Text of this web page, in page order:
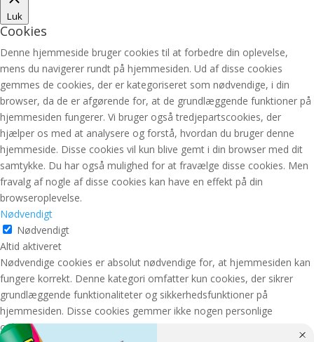
Luk
Cookies
Denne hjemmeside bruger cookies til at forbedre din oplevelse,
mens du navigerer rundt på hjemmesiden. Ud af disse cookies
gemmes de cookies, der er kategoriseret som nødvendige, i din
browser, da de er afgørende for, at de grundlæggende funktioner på
hjemmesiden fungerer. Vi bruger også tredjepartscookies, der
hjælper os med at analysere og forstå, hvordan du bruger denne
hjemmeside. Disse cookies vil kun blive gemt i din browser med dit
samtykke. Du har også mulighed for at fravælge disse cookies. Men
fravalg af nogle af disse cookies kan have en effekt på din
browseroplevelse.
Nødvendigt
Nødvendigt
Altid aktiveret
Nødvendige cookies er absolut nødvendige for, at hjemmesiden kan
fungere korrekt. Denne kategori omfatter kun cookies, der sikrer
grundlæggende funktionaliteter og sikkerhedsfunktioner på
hjemmesiden. Disse cookies gemmer ikke nogen personlige
oplysninger.